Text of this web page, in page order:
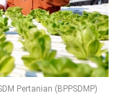
Pertanian (BPPSDMP)